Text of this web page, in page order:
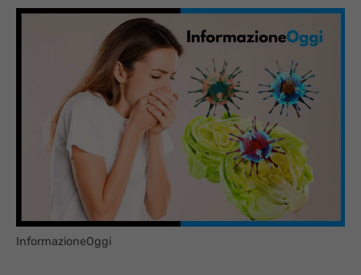
InformazioneOggi